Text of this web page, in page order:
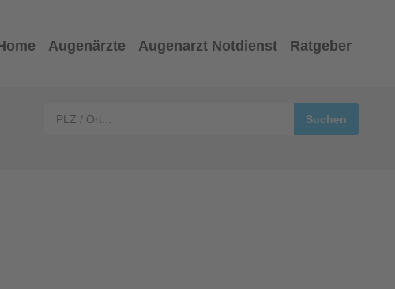
Augenärzte Augenarzt Notdienst Ratgeber